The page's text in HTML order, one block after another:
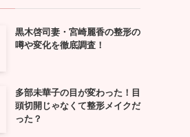
黒木啓司妻・宮崎麗香の整形の
噂や変化を徹底調査！
多部未華子の目が変わった！目
頭切開じゃなくて整形メイクだ
った？